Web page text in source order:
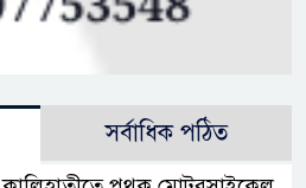
সর্বাধিক পঠিত